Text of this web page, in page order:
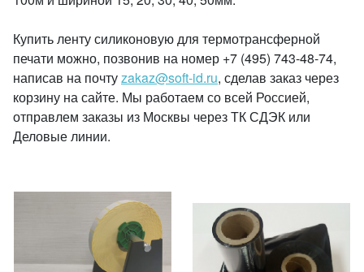
Купить ленту силиконовую для термотрансферной
печати можно, позвонив на номер +7 (495) 743-48-74,
написав на почтуzakaz@soft-id.ru, сделав заказ через
корзину на сайте. Мы работаем со всей Россией,
отправлем заказы из Москвы через ТК СДЭК или
Деловые линии.